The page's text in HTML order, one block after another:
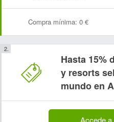
Compra mínima: 0 €
Hasta 15%
y resorts
mundo en
Accede a